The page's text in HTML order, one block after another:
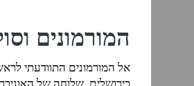
המורמונים